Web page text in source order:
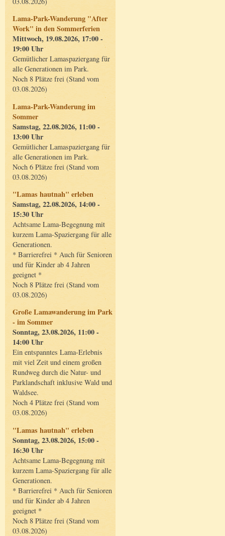
Lama-Park-Wanderung "After
Work" in den Sommerferien
Mittwoch, 19.08.2026, 17:00 -
19:00 Uhr
Gemütlicher Lamaspaziergang für
alle Generationen im Park.
Noch 8 Plätze frei (Stand vom
03.08.2026)
Lama-Park-Wanderung im
Sommer
Samstag, 22.08.2026, 11:00 -
13:00 Uhr
Gemütlicher Lamaspaziergang für
alle Generationen im Park.
Noch 6 Plätze frei (Stand vom
03.08.2026)
"Lamas hautnah" erleben
Samstag, 22.08.2026, 14:00 -
15:30 Uhr
Achtsame Lama-Begegnung mit
kurzem Lama-Spaziergang für alle
Generationen.
* Barrierefrei * Auch für Senioren
und für Kinder ab 4 Jahren
geeignet *
Noch 8 Plätze frei (Stand vom
03.08.2026)
Große Lamawanderung im Park
- im Sommer
Sonntag, 23.08.2026, 11:00 -
14:00 Uhr
Ein entspanntes Lama-Erlebnis
mit viel Zeit und einem großen
Rundweg durch die Natur- und
Parklandschaft inklusive Wald und
Waldsee.
Noch 4 Plätze frei (Stand vom
03.08.2026)
"Lamas hautnah" erleben
Sonntag, 23.08.2026, 15:00 -
16:30 Uhr
Achtsame Lama-Begegnung mit
kurzem Lama-Spaziergang für alle
Generationen.
* Barrierefrei * Auch für Senioren
und für Kinder ab 4 Jahren
geeignet *
Noch 8 Plätze frei (Stand vom
03.08.2026)